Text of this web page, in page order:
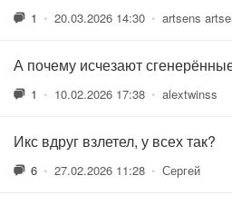
1 • 20.03.2026 14:30 • artsens
А почему исчезают
1 • 10.02.2026 17:38 • alextwinss
Икс вдруг взлетел, у всех так?
6 • 27.02.2026 11:28 • Сергей